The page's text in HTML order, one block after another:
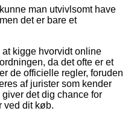
man utvivlsomt have
det er bare et
kigge hvorvidt online
da det ofte er et
de officielle regler, foruden
af jurister som kender
det dig chance for
ved dit køb.